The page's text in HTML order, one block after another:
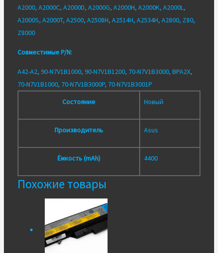
A2000, A2000C, A2000D, A2000G, A2000H, A2000K, A2000L,
A2000S, A2000T, A2500, A2508H, A2514H, A2534H, A2800, Z80,
Z8000
Совместимые P/N:
A42-A2, 90-N7V1B1000, 90-N7V1B1200, 70-N7V1B3000, BPA2X,
70-N7V1B1000, 70-N7V1B3000P, 70-N7V1B3001P
Состояние
Новый
Производитель Asus
Ёмкость (mAh) 4400
Похожие товары